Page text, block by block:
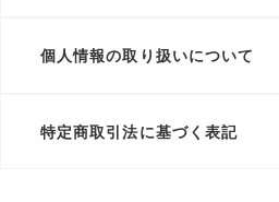
個人情報の取り扱いについて
特定商取引法に基づく表記